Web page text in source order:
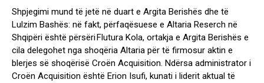
Shpjegimi mund të jetë në duart e Argita Berishës dhe të
Lulzim Bashës: në fakt, përfaqësuese e Altaria Reserch në
Shqipëri është përsëri Flutura Kola, ortakja e Argita Berishës e
cila delegohet nga shoqëria Altaria për të firmosur aktin e
blerjes së shoqërisë Croën Acquisition. Ndërsa administrator i
Croën Acquisition është Erion Isufi, kunati i liderit aktual të